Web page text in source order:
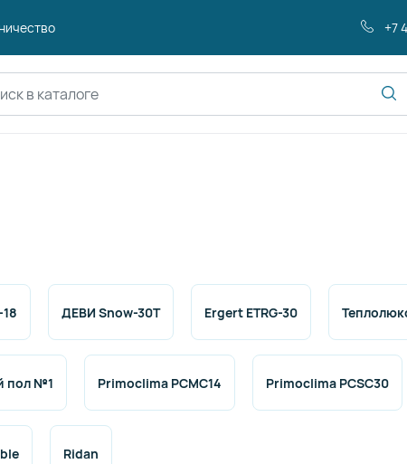
+7
по каталогу
ДЕВИ Snow-30T Ergert ETRG-30
пол №1 Primoclima PCMC14 Primoclima PCSC30
Ridan